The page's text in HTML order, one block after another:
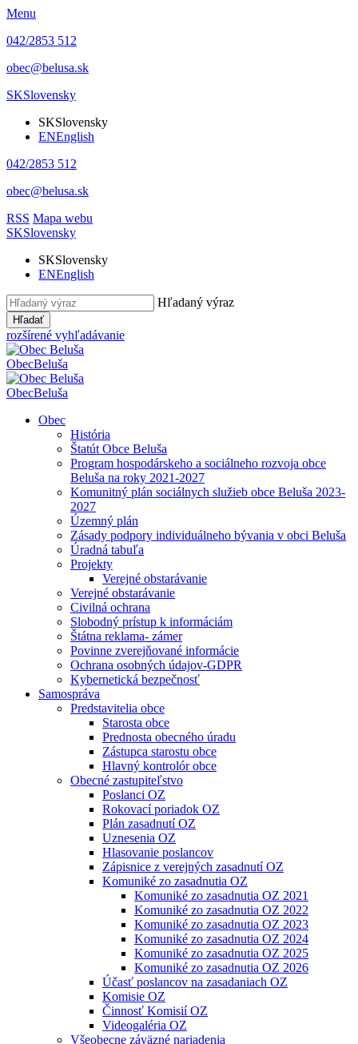
Menu
042/2853 512
obec@belusa.sk
SKSlovensky
SKSlovensky
ENEnglish
042/2853 512
obec@belusa.sk
RSS Mapa webu
SKSlovensky
SKSlovensky
ENEnglish
Hľadaný výraz
Hľadať
rozšírené vyhľadávanie
ObecBeluša
ObecBeluša
Obec
História
Štatút Obce Beluša
Program hospodárskeho a sociálneho rozvoja obce
Beluša na roky 2021-2027
Komunitný plán sociálnych služieb obce Beluša 2023-
2027
Územný plán
Zásady podpory individuálneho bývania v obci Beluša
Úradná tabuľa
Projekty
Verejné obstarávanie
Verejné obstarávanie
Civilná ochrana
Slobodný prístup k informáciám
Štátna reklama- zámer
Povinne zverejňované informácie
Ochrana osobných údajov-GDPR
Kybernetická bezpečnosť
Samospráva
Predstavitelia obce
Starosta obce
Prednosta obecného úradu
Zástupca starostu obce
Hlavný kontrolór obce
Obecné zastupiteľstvo
Poslanci OZ
Rokovací poriadok OZ
Plán zasadnutí OZ
Uznesenia OZ
Hlasovanie poslancov
Zápisnice z verejných zasadnutí OZ
Komuniké zo zasadnutia OZ
Komuniké zo zasadnutia OZ 2021
Komuniké zo zasadnutia OZ 2022
Komuniké zo zasadnutia OZ 2023
Komuniké zo zasadnutia OZ 2024
Komuniké zo zasadnutia OZ 2025
Komuniké zo zasadnutia OZ 2026
Účasť poslancov na zasadaniach OZ
Komisie OZ
Činnosť Komisií OZ
Videogaléria OZ
Všeobecne záväzné nariadenia